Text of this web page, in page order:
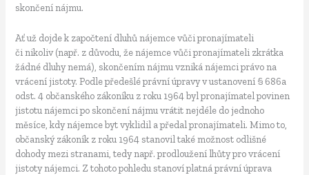
skončení nájmu.
Ať už dojde k započtení dluhů nájemce vůči pronajímateli
či nikoliv (např. z důvodu, že nájemce vůči pronajímateli zkrátka
žádné dluhy nemá), skončením nájmu vzniká nájemci právo na
vrácení jistoty. Podle předešlé právní úpravy v ustanovení § 686a
odst. 4 občanského zákoníku z roku 1964 byl pronajímatel povinen
jistotu nájemci po skončení nájmu vrátit nejdéle do jednoho
měsíce, kdy nájemce byt vyklidil a předal pronajímateli. Mimo to,
občanský zákoník z roku 1964 stanovil také možnost odlišné
dohody mezi stranami, tedy např. prodloužení lhůty pro vrácení
jistoty nájemci. Z tohoto pohledu stanoví platná právní úprava